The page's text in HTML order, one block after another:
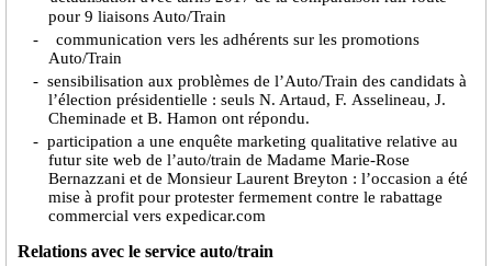
pour 9 liaisons Auto/Train
- communication vers les adhérents sur les promotions
Auto/Train
- sensibilisation aux problèmes de l’Auto/Train des candidats à
l’élection présidentielle : seuls N. Artaud, F. Asselineau, J.
Cheminade et B. Hamon ont répondu.
- participation a une enquête marketing qualitative relative au
futur site web de l’auto/train de Madame Marie-Rose
Bernazzani et deMonsieurLaurent Breyton : l’occasion a été
mise à profit pour protester fermement contre le rabattage
commercial vers expedicar.com
Relations avec le service auto/train